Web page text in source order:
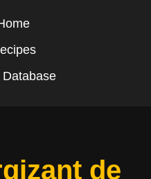
Database
de